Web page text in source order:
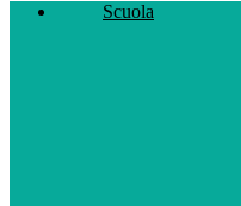
Scuola